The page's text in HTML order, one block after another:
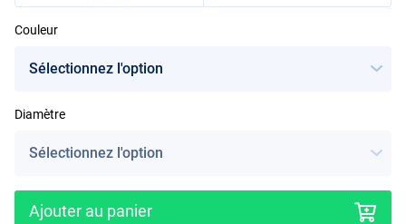
Couleur
Diamètre
Ajouter au panier